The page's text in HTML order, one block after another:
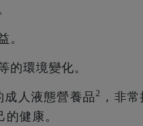
。
的環境變化。
成人液態營養品2
，非
健康。